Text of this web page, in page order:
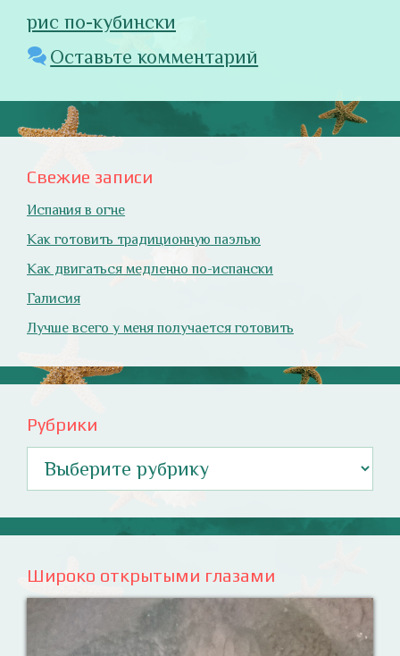
рис по-кубински
Оставьте комментарий
Свежие записи
Испания в огне
Как готовить традиционную паэлью
Как двигаться медленно по-испански
Галисия
Лучше всего у меня получается готовить
Рубрики
Широко открытыми глазами